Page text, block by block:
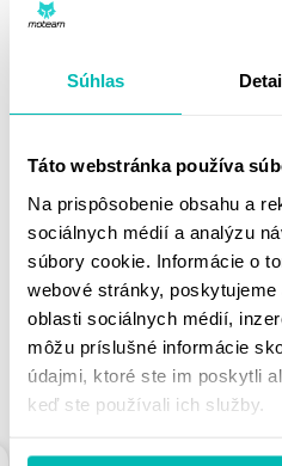
Súhlas
Táto webstránka používa
Na prispôsobenie obsahu a
sociálnych médií a analýzu
súbory cookie. Informácie o
webové stránky,
oblasti sociálnych médií,
môžu príslušné informácie
údajmi, ktoré ste im poskytli
keď ste používali ich služby.
Vzduchový filtr - náhrada OEM
Doprava a
MOHLO
PODOBNÉ